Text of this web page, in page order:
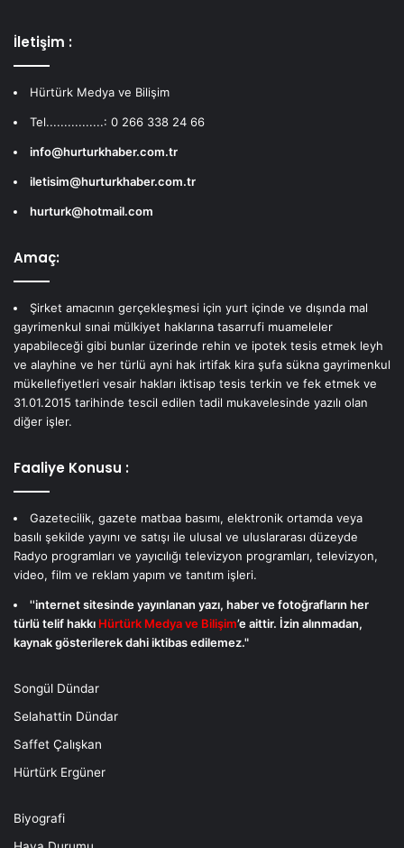
İletişim :
Hürtürk Medya ve Bilişim
Tel................: 0 266 338 24 66
info@hurturkhaber.com.tr
iletisim@hurturkhaber.com.tr
hurturk@hotmail.com
Amaç:
Şirket amacının gerçekleşmesi için yurt içinde ve dışında mal
gayrimenkul sınai mülkiyet haklarına tasarrufi muameleler
yapabileceği gibi bunlar üzerinde rehin ve ipotek tesis etmek leyh
ve alayhine ve her türlü ayni hak irtifak kira şufa sükna gayrimenkul
mükellefiyetleri vesair hakları iktisap tesis terkin ve fek etmek ve
31.01.2015 tarihinde tescil edilen tadil mukavelesinde yazılı olan
diğer işler.
Faaliye Konusu :
Gazetecilik, gazete matbaa basımı, elektronik ortamda veya
basılı şekilde yayını ve satışı ile ulusal ve uluslararası düzeyde
Radyo programları ve yayıcılığı televizyon programları, televizyon,
video, film ve reklam yapım ve tanıtım işleri.
''internet sitesinde yayınlanan yazı, haber ve fotoğrafların her
türlü telif hakkı Hürtürk Medya ve Bilişim’e aittir. İzin alınmadan,
kaynak gösterilerek dahi iktibas edilemez."
Songül Dündar
Selahattin Dündar
Saffet Çalışkan
Hürtürk Ergüner
Biyografi